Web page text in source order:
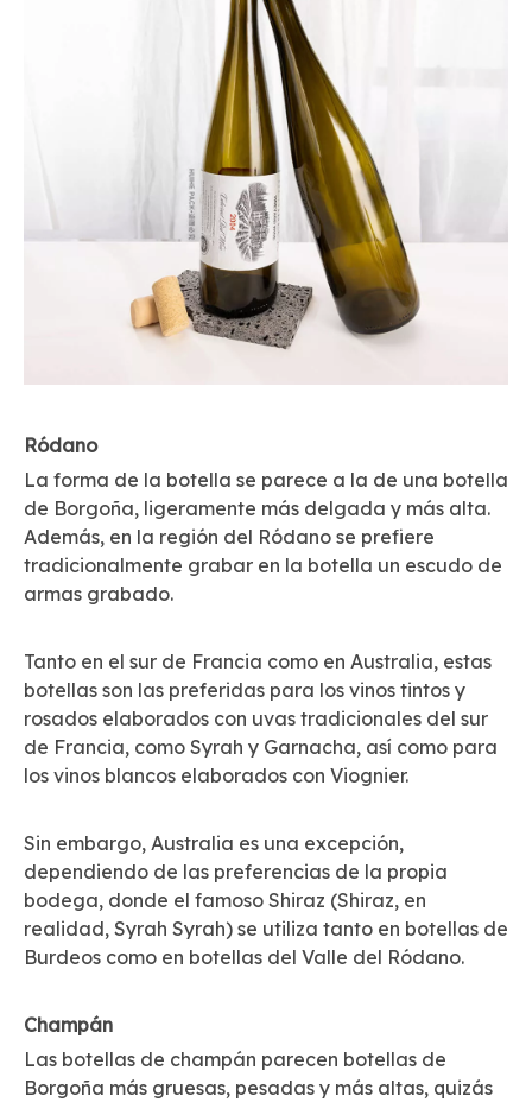
Ródano
La forma de la botella se parece a la de una botella
de Borgoña, ligeramente más delgada y más alta.
Además, en la región del Ródano se prefiere
tradicionalmente grabar en la botella un escudo de
armas grabado.
Tanto en el sur de Francia como en Australia, estas
botellas son las preferidas para los vinos tintos y
rosados ​​elaborados con uvas tradicionales del sur
de Francia, como Syrah y Garnacha, así como para
los vinos blancos elaborados con Viognier.
Sin embargo, Australia es una excepción,
dependiendo de las preferencias de la propia
bodega, donde el famoso Shiraz (Shiraz, en
realidad, Syrah Syrah) se utiliza tanto en botellas de
Burdeos como en botellas del Valle del Ródano.
Champán
Las botellas de champán parecen botellas de
Borgoña más gruesas, pesadas y más altas, quizás